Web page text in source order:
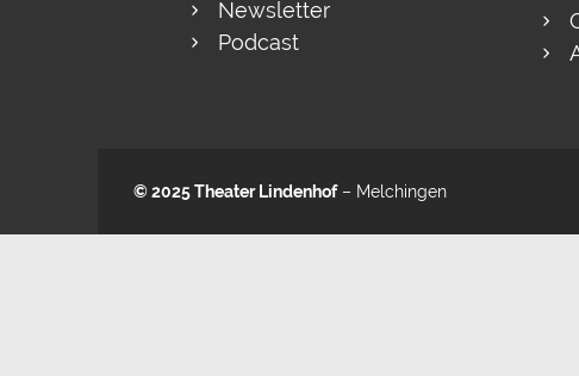
Newsletter
Podcast
© 2025Theater Lindenhof– Melchingen